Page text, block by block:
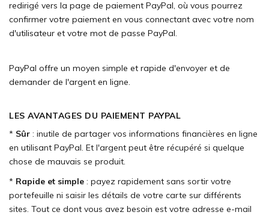
redirigé vers la page de paiement PayPal, où vous pourrez
confirmer votre paiement en vous connectant avec votre nom
d'utilisateur et votre mot de passe PayPal.
PayPal offre un moyen simple et rapide d'envoyer et de
demander de l'argent en ligne.
LES AVANTAGES DU PAIEMENT PAYPAL
* Sûr : inutile de partager vos informations financières en ligne
en utilisant PayPal. Et l'argent peut être récupéré si quelque
chose de mauvais se produit.
* Rapide et simple : payez rapidement sans sortir votre
portefeuille ni saisir les détails de votre carte sur différents
sites. Tout ce dont vous avez besoin est votre adresse e-mail